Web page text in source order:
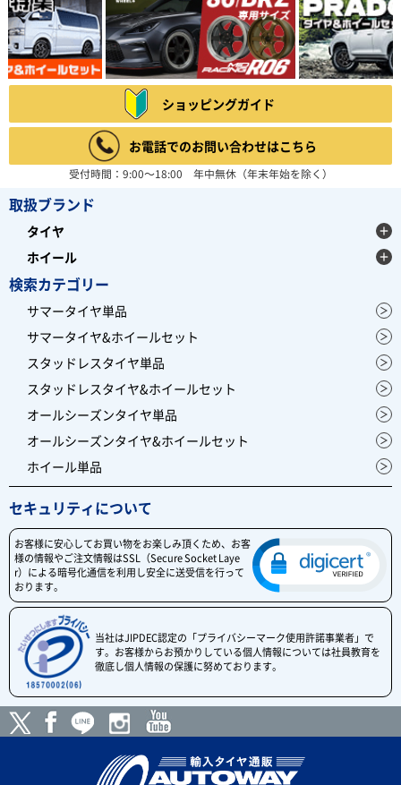
ショッピングガイド
お電話でのお問い合わせはこちら
受付時間：9:00～18:00 年中無休（年末年始を除く）
取扱ブランド
タイヤ
ホイール
検索カテゴリー
サマータイヤ単品
サマータイヤ&ホイールセット
スタッドレスタイヤ単品
スタッドレスタイヤ&ホイールセット
オールシーズンタイヤ単品
オールシーズンタイヤ&ホイールセット
ホイール単品
セキュリティについて
お客様に安心してお買い物をお楽しみ頂くため、お客
様の情報やご注文情報はSSL（Secure Socket Laye
r）による暗号化通信を利用し安全に送受信を行って
おります。
当社はJIPDEC認定の「プライバシーマーク使用許諾事業者」で
す。お客様からお預かりしている個人情報については社員教育を
徹底し個人情報の保護に努めております。